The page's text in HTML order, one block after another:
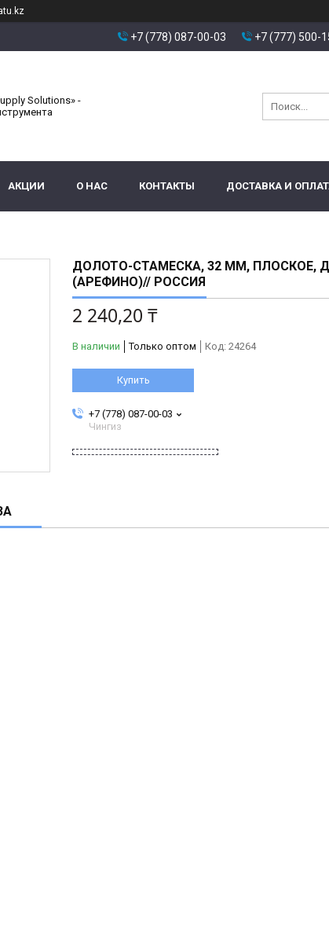
+7 (778) 087-00-03 +7 (777) 500-
Solutions» -
АКЦИИ О НАС КОНТАКТЫ ДОСТАВКА И
ДОЛОТО-СТАМЕСКА, 32 ММ, ПЛОСКОЕ,
(АРЕФИНО)// РОССИЯ
2 240,20 ₸
В наличии Только оптом Код: 24264
Купить
+7 (778) 087-00-03
Чингиз